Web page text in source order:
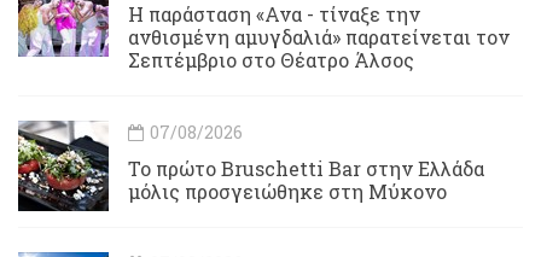
Η παράσταση «Ανα - τίναξε την
ανθισμένη αμυγδαλιά» παρατείνεται τον
Σεπτέμβριο στο Θέατρο Άλσος
07/08/2026
Το πρώτο Bruschetti Bar στην Ελλάδα
μόλις προσγειώθηκε στη Μύκονο